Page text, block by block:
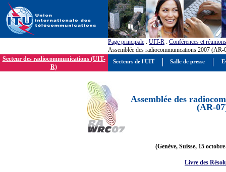
Page principale : UIT-R : Conférences et réunions
Assemblée des radiocommunications 2007 (AR-
Secteur des radiocommunications (UIT-
R)
Assemblée des
(AR-
(Genève, Suisse, 15
Livre des
Secteurs de l'UIT Salle de presse